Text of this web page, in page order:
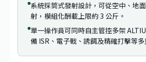
系統採筒式發射設計，可從空中、地
射，模組化酬載上限約 3 公斤。
單一操作員可同時自主管控多架
備 ISR、電子戰、誘餌及精確打擊等多